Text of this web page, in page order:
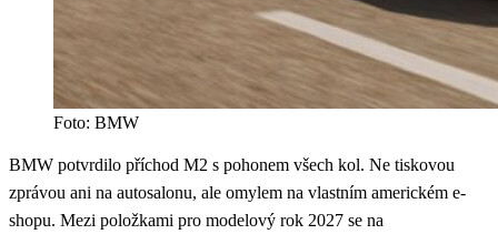
Foto: BMW
BMW potvrdilo příchod M2 s pohonem všech kol. Ne tiskovou
zprávou ani na autosalonu, ale omylem na vlastním americkém e-
shopu. Mezi položkami pro modelový rok 2027 se na